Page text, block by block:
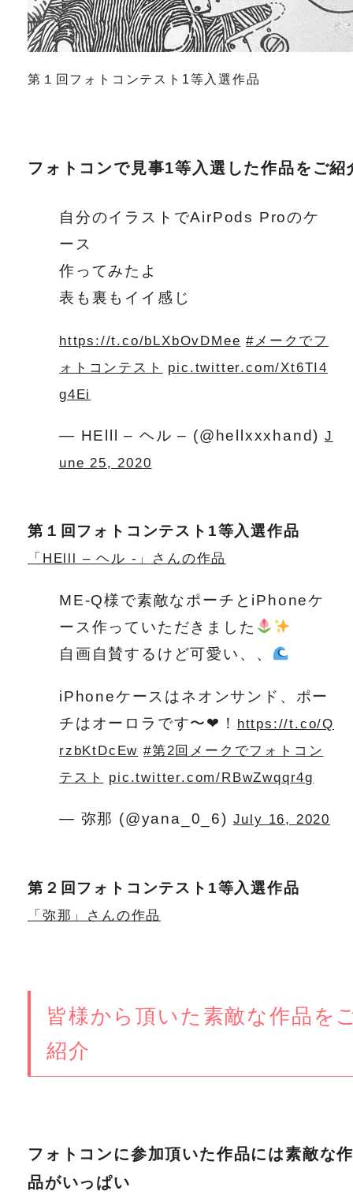
第１回フォトコンテスト1等入選作品
フォトコンで見事1等入選した作品をご紹
自分のイラストでAirPods Proのケ
ース
作ってみたよ
表も裏もイイ感じ
https://t.co/bLXbOvDMee #メークでフ
ォトコンテスト
pic.twitter.com/Xt6TI4
g4Ei
— HElll – ヘル – (@hellxxxhand)J
une 25, 2020
第１回フォトコンテスト1等入選作品
「HElll – ヘル -」さんの作品
ME-Q様で素敵なポーチとiPhoneケ
ース作っていただきました
自画自賛するけど可愛い、、
iPhoneケースはネオンサンド、ポー
チはオーロラです〜❤︎！ https://t.co/Q
rzbKtDcEw #第2回メークでフォトコン
テスト
pic.twitter.com/RBwZwqqr4g
— 弥那 (@yana_0_6) July 16, 2020
第２回フォトコンテスト1等入選作品
「弥那」さんの作品
皆様から頂いた素敵な作品を
紹介
フォトコンに参加頂いた作品には素敵な
品がいっぱい